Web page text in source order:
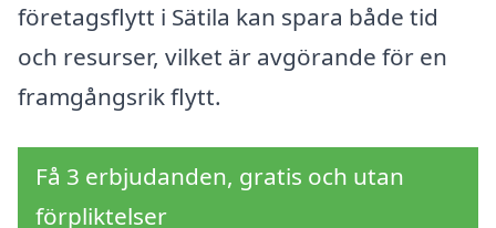
företagsflytt i Sätila kan spara både tid
och resurser, vilket är avgörande för en
framgångsrik flytt.
Få 3 erbjudanden, gratis och utan
förpliktelser